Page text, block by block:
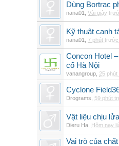
Dùng Bortrac
nana01 Vài giây
Kỹ thuật canh
nana01 7 phút trước
Concon Hotel
cổ Hà Nội
vanangroup 25
Cyclone
Drograms 59 phút
Vật liệu chịu
Dieru Ha Hôm nay
Vai trò của